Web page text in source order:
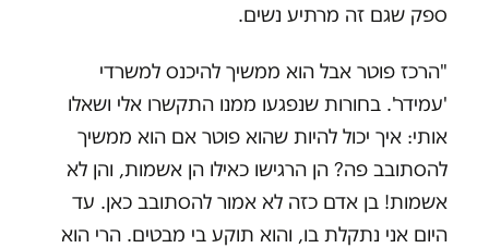
ספק שגם זה מרתיע נשים.
"הרכז פוטר אבל הוא ממשיך להיכנס למשרדי
'עמידר'. בחורות שנפגעו ממנו התקשרו אלי ושאלו
אותי: איך יכול להיות שהוא פוטר אם הוא ממשיך
להסתובב פה? הן הרגישו כאילו הן אשמות, והן לא
אשמות! בן אדם כזה לא אמור להסתובב כאן. עד
היום אני נתקלת בו, והוא תוקע בי מבטים. הרי הוא